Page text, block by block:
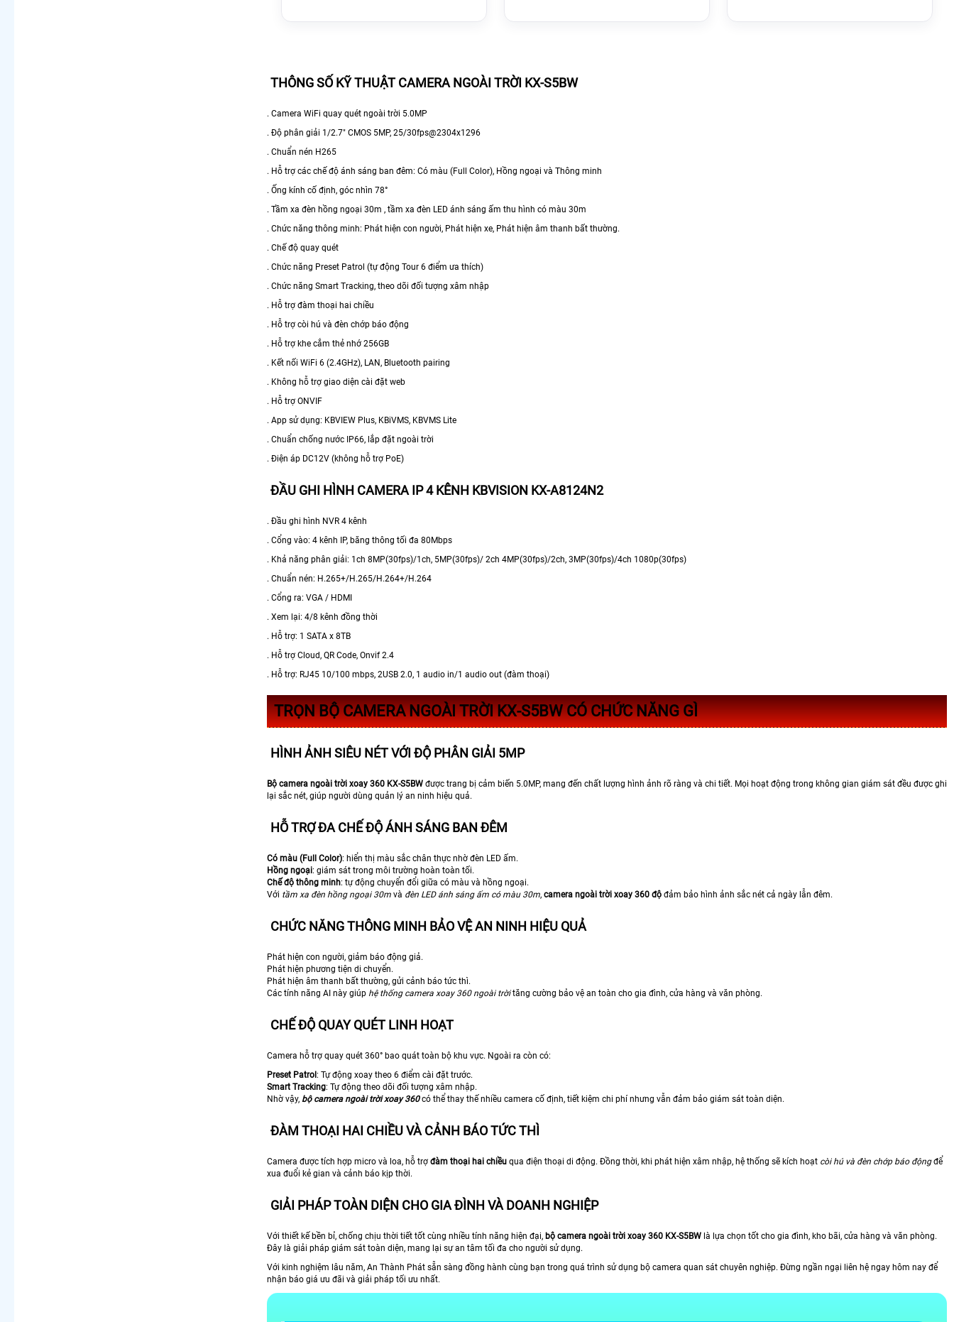
THÔNG SỐ KỸ THUẬT CAMERA NGOÀI TRỜI KX-S5BW
. Camera WiFi quay quét ngoài trời 5.0MP
. Độ phân giải 1/2.7" CMOS 5MP, 25/30fps@2304x1296
. Chuẩn nén H265
. Hỗ trợ các chế độ ánh sáng ban đêm: Có màu (Full Color), Hồng ngoại và Thông minh
. Ống kính cố định, góc nhìn 78°
. Tầm xa đèn hồng ngoại 30m , tầm xa đèn LED ánh sáng ấm thu hình có màu 30m
. Chức năng thông minh: Phát hiện con người, Phát hiện xe, Phát hiện âm thanh bất thường.
. Chế độ quay quét
. Chức năng Preset Patrol (tự động Tour 6 điểm ưa thích)
. Chức năng Smart Tracking, theo dõi đối tượng xâm nhập
. Hỗ trợ đàm thoại hai chiều
. Hỗ trợ còi hú và đèn chớp báo động
. Hỗ trợ khe cắm thẻ nhớ 256GB
. Kết nối WiFi 6 (2.4GHz), LAN, Bluetooth pairing
. Không hỗ trợ giao diện cài đặt web
. Hỗ trợ ONVIF
. App sử dụng: KBVIEW Plus, KBiVMS, KBVMS Lite
. Chuẩn chống nước IP66, lắp đặt ngoài trời
. Điện áp DC12V (không hỗ trợ PoE)
ĐẦU GHI HÌNH CAMERA IP 4 KÊNH KBVISION KX-A8124N2
. Đầu ghi hình NVR 4 kênh
. Cổng vào: 4 kênh IP, băng thông tối đa 80Mbps
. Khả năng phân giải: 1ch 8MP(30fps)/1ch, 5MP(30fps)/ 2ch 4MP(30fps)/2ch, 3MP(30fps)/4ch 1080p(30fps)
. Chuẩn nén: H.265+/H.265/H.264+/H.264
. Cổng ra: VGA / HDMI
. Xem lại: 4/8 kênh đồng thời
. Hỗ trợ: 1 SATA x 8TB
. Hỗ trợ Cloud, QR Code, Onvif 2.4
. Hỗ trợ: RJ45 10/100 mbps, 2USB 2.0, 1 audio in/1 audio out (đàm thoại)
TRỌN BỘ CAMERA NGOÀI TRỜI KX-S5BW CÓ CHỨC NĂNG GÌ
HÌNH ẢNH SIÊU NÉT VỚI ĐỘ PHÂN GIẢI 5MP
Bộ camera ngoài trời xoay 360 KX-S5BW được trang bị cảm biến 5.0MP, mang đến chất lượng hình ảnh rõ ràng và chi tiết. Mọi hoạt động trong không gian giám sát đều được ghi
lại sắc nét, giúp người dùng quản lý an ninh hiệu quả.
HỖ TRỢ ĐA CHẾ ĐỘ ÁNH SÁNG BAN ĐÊM
Có màu (Full Color): hiển thị màu sắc chân thực nhờ đèn LED ấm.
Hồng ngoại: giám sát trong môi trường hoàn toàn tối.
Chế độ thông minh: tự động chuyển đổi giữa có màu và hồng ngoại.
Với tầm xa đèn hồng ngoại 30m và đèn LED ánh sáng ấm có màu 30m, camera ngoài trời xoay 360 độ đảm bảo hình ảnh sắc nét cả ngày lẫn đêm.
CHỨC NĂNG THÔNG MINH BẢO VỆ AN NINH HIỆU QUẢ
Phát hiện con người, giảm báo động giả.
Phát hiện phương tiện di chuyển.
Phát hiện âm thanh bất thường, gửi cảnh báo tức thì.
Các tính năng AI này giúp hệ thống camera xoay 360 ngoài trờităng cường bảo vệ an toàn cho gia đình, cửa hàng và văn phòng.
CHẾ ĐỘ QUAY QUÉT LINH HOẠT
Camera hỗ trợ quay quét 360° bao quát toàn bộ khu vực. Ngoài ra còn có:
Preset Patrol : Tự động xoay theo 6 điểm cài đặt trước.
Smart Tracking: Tự động theo dõi đối tượng xâm nhập.
Nhờ vậy, bộ camera ngoài trời xoay 360có thể thay thế nhiều camera cố định, tiết kiệm chi phí nhưng vẫn đảm bảo giám sát toàn diện.
ĐÀM THOẠI HAI CHIỀU VÀ CẢNH BÁO TỨC THÌ
Camera được tích hợp micro và loa, hỗ trợ đàm thoại hai chiều qua điện thoại di động. Đồng thời, khi phát hiện xâm nhập, hệ thống sẽ kích hoạt còi hú và đèn chớp báo độngđể
xua đuổi kẻ gian và cảnh báo kịp thời.
GIẢI PHÁP TOÀN DIỆN CHO GIA ĐÌNH VÀ DOANH NGHIỆP
Với thiết kế bền bỉ, chống chịu thời tiết tốt cùng nhiều tính năng hiện đại, bộ camera ngoài trời xoay 360 KX-S5BW là lựa chọn tốt cho gia đình, kho bãi, cửa hàng và văn phòng.
Đây là giải pháp giám sát toàn diện, mang lại sự an tâm tối đa cho người sử dụng.
Với kinh nghiệm lâu năm, An Thành Phát sẵn sàng đồng hành cùng bạn trong quá trình sử dụng bộ camera quan sát chuyên nghiệp. Đừng ngần ngại liên hệ ngay hôm nay để
nhận báo giá ưu đãi và giải pháp tối ưu nhất.